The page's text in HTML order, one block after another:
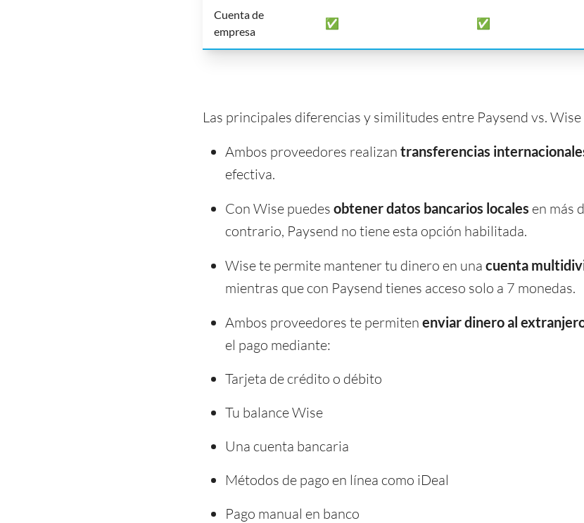
Cuenta de
empresa
✅ ✅
Las principales diferencias y similitudes entre Paysend vs. Wise
Ambos proveedores realizan transferencias
efectiva.
Con Wise puedes obtener datos bancarios locales en más
contrario, Paysend no tiene esta opción habilitada.
Wise te permite mantener tu dinero en una cuenta
mientras que con Paysend tienes acceso solo a 7 monedas.
Ambos proveedores te permiten enviar dinero al
el pago mediante:
Tarjeta de crédito o débito
Tu balance Wise
Una cuenta bancaria
Métodos de pago en línea como iDeal
Pago manual en banco